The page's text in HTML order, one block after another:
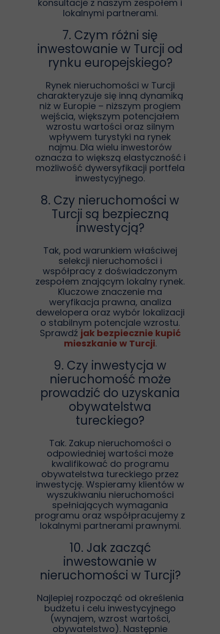
konsultacje z naszym zespołem i
lokalnymi partnerami.
7. Czym różni się
inwestowanie w Turcji od
rynku europejskiego?
Rynek nieruchomości w Turcji
charakteryzuje się inną dynamiką
niż w Europie – niższym progiem
wejścia, większym potencjałem
wzrostu wartości oraz silnym
wpływem turystyki na rynek
najmu. Dla wielu inwestorów
oznacza to większą elastyczność i
możliwość dywersyfikacji portfela
inwestycyjnego.
8. Czy nieruchomości w
Turcji są bezpieczną
inwestycją?
Tak, pod warunkiem właściwej
selekcji nieruchomości i
współpracy z doświadczonym
zespołem znającym lokalny rynek.
Kluczowe znaczenie ma
weryfikacja prawna, analiza
dewelopera oraz wybór lokalizacji
o stabilnym potencjale wzrostu.
Sprawdź jak bezpiecznie kupić
mieszkanie w Turcji.
9. Czy inwestycja w
nieruchomość może
prowadzić do uzyskania
obywatelstwa
tureckiego?
Tak. Zakup nieruchomości o
odpowiedniej wartości może
kwalifikować do programu
obywatelstwa tureckiego przez
inwestycję. Wspieramy klientów w
wyszukiwaniu nieruchomości
spełniających wymagania
programu oraz współpracujemy z
lokalnymi partnerami prawnymi.
10. Jak zacząć
inwestowanie w
nieruchomości w Turcji?
Najlepiej rozpocząć od określenia
budżetu i celu inwestycyjnego
(wynajem, wzrost wartości,
obywatelstwo). Następnie